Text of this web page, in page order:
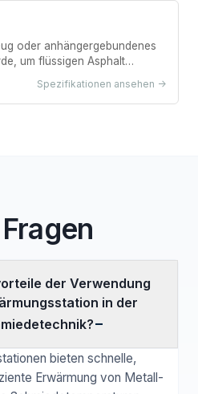
oder anhängergebundenes
um flüssigen Asphalt
zu sprühen.
Spezifikationen ansehen ->
der Verwendung
in der
bieten schnelle,
Erwärmung von Metall-